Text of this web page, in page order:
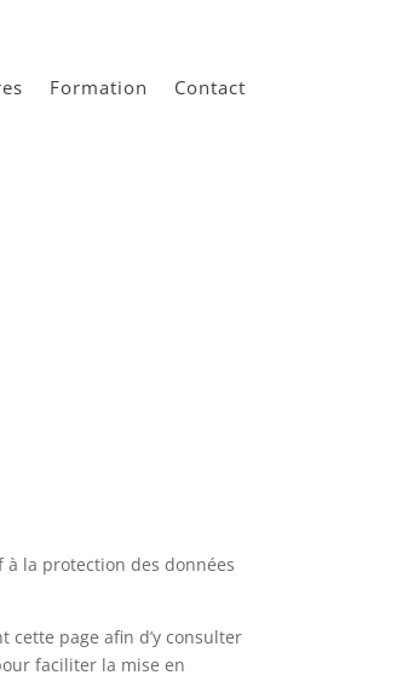
Formation Contact
à la protection des données
page afin d’y consulter
faciliter la mise en